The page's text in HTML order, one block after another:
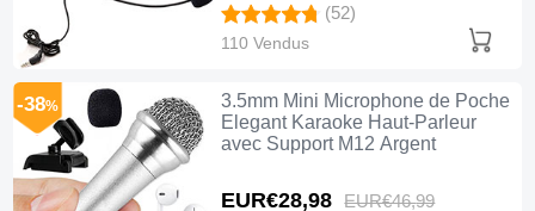
(52)
110 Vendus
3.5mm Mini Microphone de Poche
Elegant Karaoke Haut-Parleur
avec Support M12 Argent
EUR€28,98 EUR€46,99
-38%